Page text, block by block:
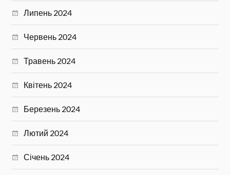
Липень 2024
Червень 2024
Травень 2024
Квітень 2024
Березень 2024
Лютий 2024
Січень 2024